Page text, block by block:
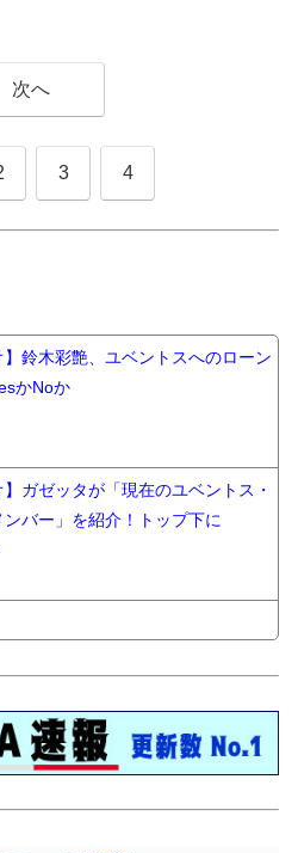
次へ
3 4
】鈴木彩艶、ユベントスへのローン
かNoか
】ガゼッタが「現在のユベントス・
バー」を紹介！トップ下に